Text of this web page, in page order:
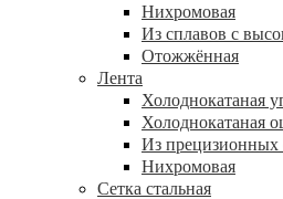
Нихромовая
Из сплавов с
Отожжённая
Лента
Холоднокатаная
Холоднокатаная
Из прецизионных
Нихромовая
Сетка стальная